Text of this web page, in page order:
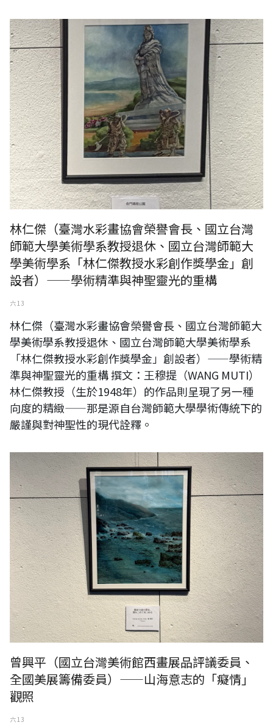
林仁傑（臺灣水彩畫協會榮譽會長、國立台灣
師範大學美術學系教授退休、國立台灣師範大
學美術學系「林仁傑教授水彩創作獎學金」創
設者）——學術精準與神聖靈光的重構
六 13
林仁傑（臺灣水彩畫協會榮譽會長、國立台灣師範大
學美術學系教授退休、國立台灣師範大學美術學系
「林仁傑教授水彩創作獎學金」創設者）——學術精
準與神聖靈光的重構 撰文：王穆提（WANG MUTI）
林仁傑教授（生於1948年）的作品則呈現了另一種
向度的精緻——那是源自台灣師範大學學術傳統下的
嚴謹與對神聖性的現代詮釋。
曾興平（國立台灣美術館西畫展品評議委員、
全國美展籌備委員）——山海意志的「癡情」
觀照
六 13